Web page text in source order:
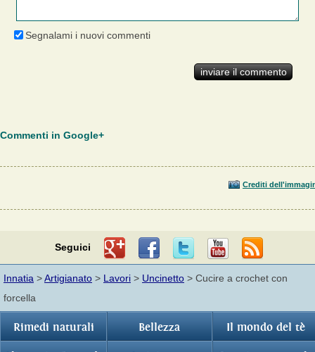
Segnalami i nuovi commenti
Commenti in Google+
Crediti
Seguici
Innatia >Artigianato > Lavori > Uncinetto > Cucire a crochet con
forcella
Rimedi naturali Bellezza Il mondo del tè